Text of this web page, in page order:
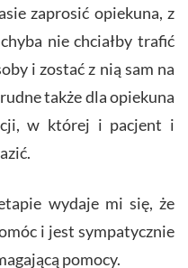
zaprosić opiekuna, z
nie chciałby trafić
i zostać z nią sam na
także dla opiekuna
w której i pacjent i
wydaje mi się, że
i jest sympatycznie
pomocy.